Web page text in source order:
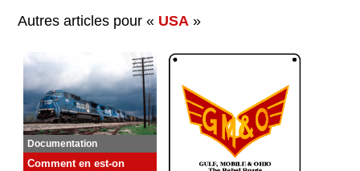
Autres articles pour « USA »
Documentation
Comment en est-on